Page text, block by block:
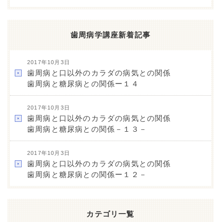
歯周病学講座新着記事
2017年10月3日
歯周病と口以外のカラダの病気との関係
歯周病と糖尿病との関係ー１４
2017年10月3日
歯周病と口以外のカラダの病気との関係
歯周病と糖尿病との関係－１３－
2017年10月3日
歯周病と口以外のカラダの病気との関係
歯周病と糖尿病との関係ー１２－
カテゴリ一覧